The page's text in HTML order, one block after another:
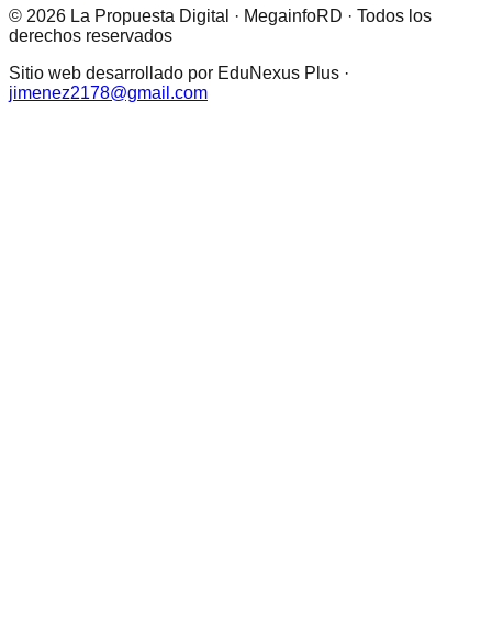
© 2026 La Propuesta Digital · MegainfoRD · Todos los
derechos reservados
Sitio web desarrollado por EduNexus Plus ·
jimenez2178@gmail.com